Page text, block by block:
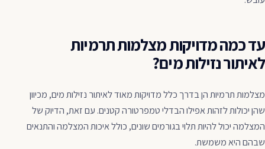
עד כמה מדויקות מצלמות תרמיות
לאיתור נזילות מים?
מצלמות תרמיות הן בדרך כלל מדויקות מאוד לאיתור נזילות מים, מכיוון
שהן יכולות לזהות אפילו הבדלי טמפרטורה קטנים. עם זאת, הדיוק של
המצלמה יכול להיות תלוי בגורמים שונים, כולל איכות המצלמה והתנאים
שבהם היא משמשת.